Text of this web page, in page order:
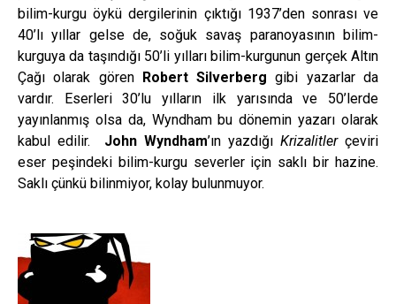
bilim-kurgu öykü dergilerinin çıktığı 1937’den sonrası ve
40’lı yıllar gelse de, soğuk savaş paranoyasının bilim-
kurguya da taşındığı 50’li yılları bilim-kurgunun gerçek Altın
Çağı olarak gören Robert Silverberg gibi yazarlar da
vardır. Eserleri 30’lu yılların ilk yarısında ve 50’lerde
yayınlanmış olsa da, Wyndham bu dönemin yazarı olarak
kabul edilir.
John Wyndham’ın yazdığı Krizalitlerçeviri
eser peşindeki bilim-kurgu severler için saklı bir hazine.
Saklı çünkü bilinmiyor, kolay bulunmuyor.